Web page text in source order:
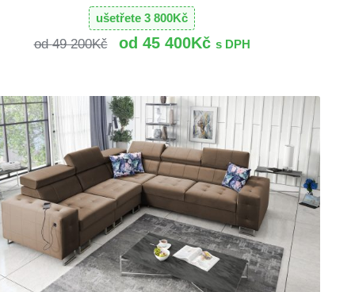
ušetřete3 800Kč
49 200Kč 45 400Kč s DPH